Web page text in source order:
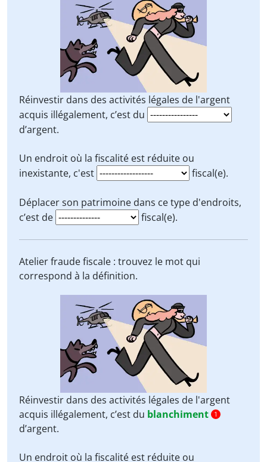
Réinvestir dans des activités légales de l'argent
acquis illégalement, c’est du
d’argent.
Un endroit où la fiscalité est réduite ou
inexistante, c'est
fiscal(e).
Déplacer son patrimoine dans ce type d'endroits,
c’est de
fiscal(e).
Atelier fraude fiscale : trouvez le mot qui
correspond à la définition.
Réinvestir dans des activités légales de l'argent
acquis illégalement, c’est du blanchiment 1
d’argent.
Un endroit où la fiscalité est réduite ou